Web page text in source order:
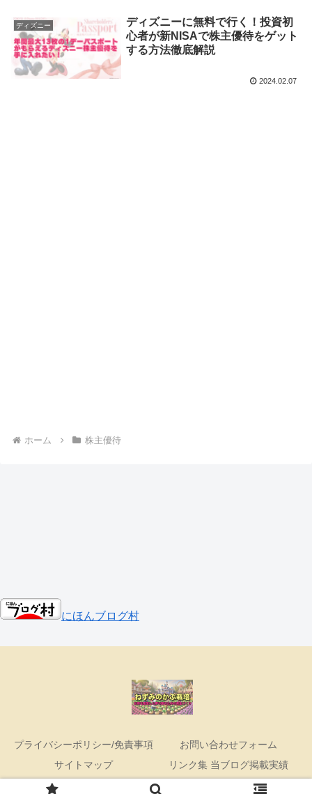
ディズニー
ディズニーに無料で行く！投資初
心者が新NISAで株主優待をゲット
する方法徹底解説
2024.02.07
ホーム 株主優待
にほんブログ村
プライバシーポリシー/免責事項
お問い合わせフォーム
サイトマップ
リンク集 当ブログ掲載実績
Copyright © 2023-2026 ねずみのかぶ栽培 All Rights Reserved.